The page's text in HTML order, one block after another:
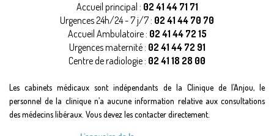
Accueil principal : 02 41 44 71 71
Urgences 24h/24 - 7 j/7 : 02 41 44 70 70
Accueil Ambulatoire : 02 41 44 72 15
Urgences maternité : 02 41 44 72 91
Centre de radiologie : 02 41 18 28 00
Les cabinets médicaux sont indépendants de la Clinique de l’Anjou, le
personnel de la clinique n’a aucune information relative aux consultations
des médecins libéraux. Vous devez les contacter directement.